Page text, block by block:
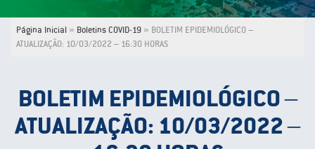
Página Inicial » Boletins COVID-19 » BOLETIM EPIDEMIOLÓGICO –
ATUALIZAÇÃO: 10/03/2022 – 16:30 HORAS
BOLETIM EPIDEMIOLÓGICO –
ATUALIZAÇÃO: 10/03/2022 –